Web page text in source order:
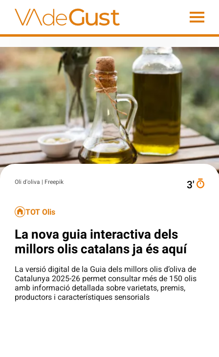
Oli d'oliva | Freepik 3′
TOT Olis
La nova guia interactiva dels
millors olis catalans ja és aquí
La versió digital de la Guia dels millors olis d’oliva de
Catalunya 2025-26 permet consultar més de 150 olis
amb informació detallada sobre varietats, premis,
productors i característiques sensorials